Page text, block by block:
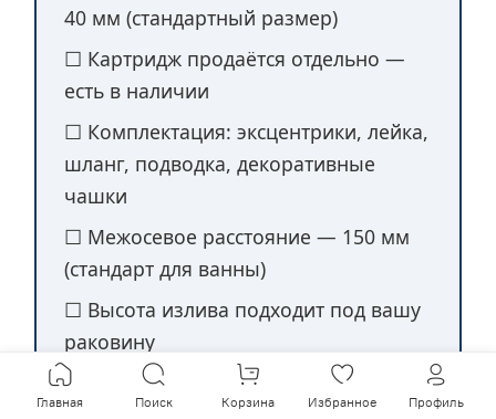
40 мм (стандартный размер)
☐ Картридж продаётся отдельно —
есть в наличии
☐ Комплектация: эксцентрики, лейка,
шланг, подводка, декоративные
чашки
☐ Межосевое расстояние — 150 мм
(стандарт для ванны)
☐ Высота излива подходит под вашу
раковину
☐ Тип установки: на раковину
Главная Поиск Корзина Избранное Профиль